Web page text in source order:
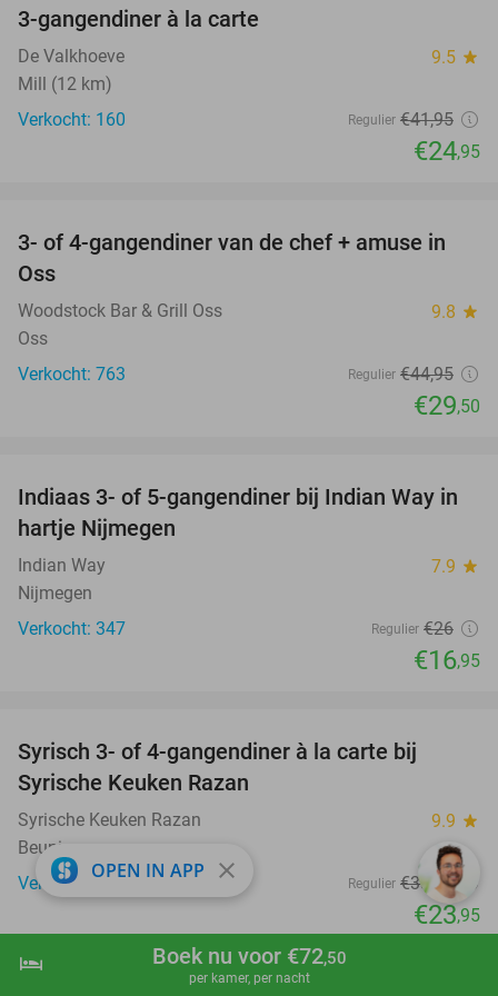
shopping_cart Boek nu
hotel Boek nu voor €72,50
per kamer, per nacht
3-gangendiner à la carte
De Valkhoeve 9.5 star
Mill (12 km)
Verkocht: 160
Regulier €41,95
€24,95
34%
3- of 4-gangendiner van de chef + amuse in
Oss
Woodstock Bar & Grill Oss 9.8 star
Oss
Verkocht: 763
Regulier €44,95
€29,50
35%
Indiaas 3- of 5-gangendiner bij Indian Way in
hartje Nijmegen
Indian Way 7.9 star
Nijmegen
Verkocht: 347
Regulier €26
€16,95
Syrisch 3- of 4-gangendiner à la carte bij
Syrische Keuken Razan
Syrische Keuken Razan 9.9 star
Beuningen
Verkocht: 223
Regulier €33 ,40
€23,95
OPEN IN APP close